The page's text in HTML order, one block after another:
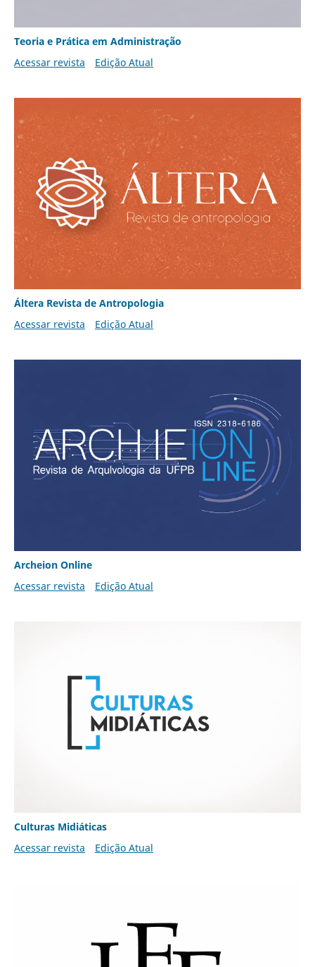
Teoria e Prática em Administração
Acessar revista
Edição Atual
Áltera Revista de Antropologia
Acessar revista
Edição Atual
Archeion Online
Acessar revista
Edição Atual
Culturas Midiáticas
Acessar revista
Edição Atual